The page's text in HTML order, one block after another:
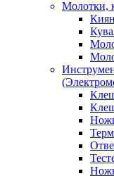
Молотки,